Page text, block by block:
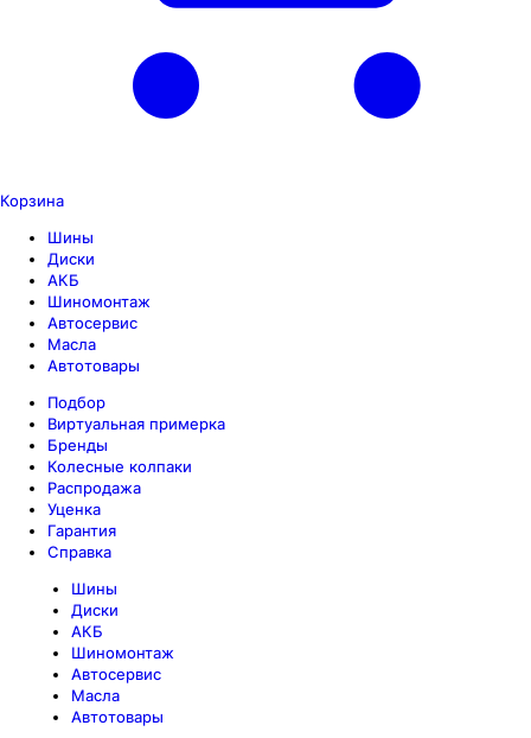
Корзина
Шины
Диски
АКБ
Шиномонтаж
Автосервис
Масла
Автотовары
Подбор
Виртуальная примерка
Бренды
Колесные колпаки
Распродажа
Уценка
Гарантия
Справка
Шины
Диски
АКБ
Шиномонтаж
Автосервис
Масла
Автотовары